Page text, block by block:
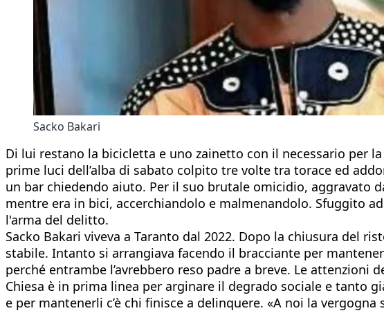
Sacko Bakari
Di lui restano la bicicletta e uno zainetto con il necessario per
prime luci dell’alba di sabato colpito tre volte tra torace ed
un bar chiedendo aiuto. Per il suo brutale omicidio,
mentre era in bici, accerchiandolo e malmenandolo. Sfuggito
l'arma del delitto.
Sacko Bakari viveva a Taranto dal 2022. Dopo la chiusura del
stabile. Intanto si arrangiava facendo il bracciante per
perché entrambe l’avrebbero reso padre a breve. Le
Chiesa è in prima linea per arginare il degrado sociale e tanto
e per mantenerli c’è chi finisce a delinquere. «A noi la